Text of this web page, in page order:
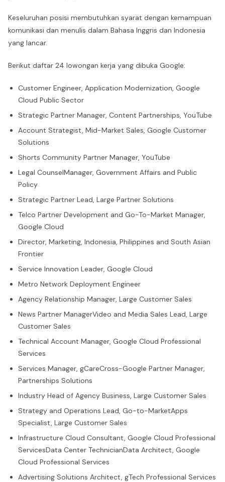
Keseluruhan posisi membutuhkan syarat dengan kemampuan
komunikasi dan menulis dalam Bahasa Inggris dan Indonesia
yang lancar.
Berikut daftar 24 lowongan kerja yang dibuka Google:
Customer Engineer, Application Modernization, Google
Cloud Public Sector
Strategic Partner Manager, Content Partnerships, YouTube
Account Strategist, Mid-Market Sales, Google Customer
Solutions
Shorts Community Partner Manager, YouTube
Legal CounselManager, Government Affairs and Public
Policy
Strategic Partner Lead, Large Partner Solutions
Telco Partner Development and Go-To-Market Manager,
Google Cloud
Director, Marketing, Indonesia, Philippines and South Asian
Frontier
Service Innovation Leader, Google Cloud
Metro Network Deployment Engineer
Agency Relationship Manager, Large Customer Sales
News Partner ManagerVideo and Media Sales Lead, Large
Customer Sales
Technical Account Manager, Google Cloud Professional
Services
Services Manager, gCareCross-Google Partner Manager,
Partnerships Solutions
Industry Head of Agency Business, Large Customer Sales
Strategy and Operations Lead, Go-to-MarketApps
Specialist, Large Customer Sales
Infrastructure Cloud Consultant, Google Cloud Professional
ServicesData Center TechnicianData Architect, Google
Cloud Professional Services
Advertising Solutions Architect, gTech Professional Services